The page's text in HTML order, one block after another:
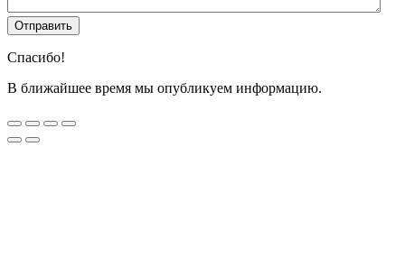
Спасибо!
В ближайшее время мы опубликуем информацию.